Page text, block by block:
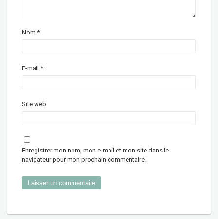
Nom *
E-mail *
Site web
Enregistrer mon nom, mon e-mail et mon site dans le
navigateur pour mon prochain commentaire.